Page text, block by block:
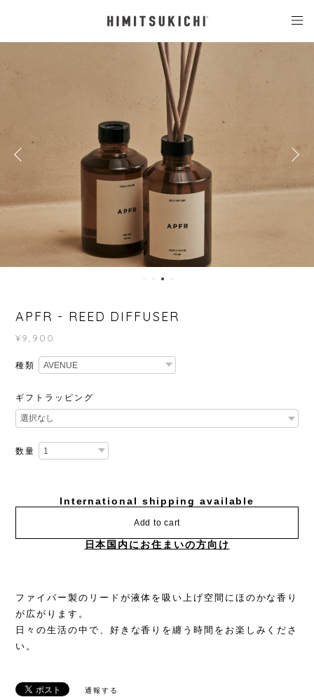
APFR - REED DIFFUSER
¥9,900
種類
ギフトラッピング
数量
International shipping available
Add to cart
日本国内にお住まいの方向け
ファイバー製のリードが液体を吸い上げ空間にほのかな香り
が広がります。
日々の生活の中で、好きな香りを纏う時間をお楽しみくださ
い。
通報する